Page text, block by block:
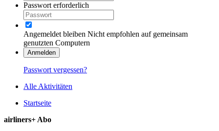
Passwort erforderlich
Angemeldet bleiben Nicht empfohlen auf gemeinsam
genutzten Computern
Anmelden
Passwort vergessen?
Alle Aktivitäten
Startseite
airliners+ Abo